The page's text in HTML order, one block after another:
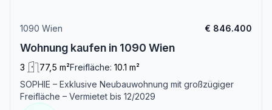
1090 Wien € 846.400
Wohnung kaufen in 1090 Wien
3 77,5 m²Freifläche: 10.1 m²
SOPHIE – Exklusive Neubauwohnung mit großzügiger
Freifläche – Vermietet bis 12/2029